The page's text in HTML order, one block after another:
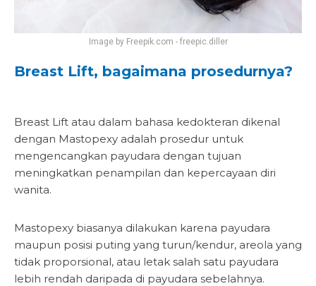
Image by Freepik.com - freepic.diller
Breast Lift, bagaimana prosedurnya?
Breast Lift atau dalam bahasa kedokteran dikenal
dengan Mastopexy adalah prosedur untuk
mengencangkan payudara dengan tujuan
meningkatkan penampilan dan kepercayaan diri
wanita.
Mastopexy biasanya dilakukan karena payudara
maupun posisi puting yang turun/kendur, areola yang
tidak proporsional, atau letak salah satu payudara
lebih rendah daripada di payudara sebelahnya.